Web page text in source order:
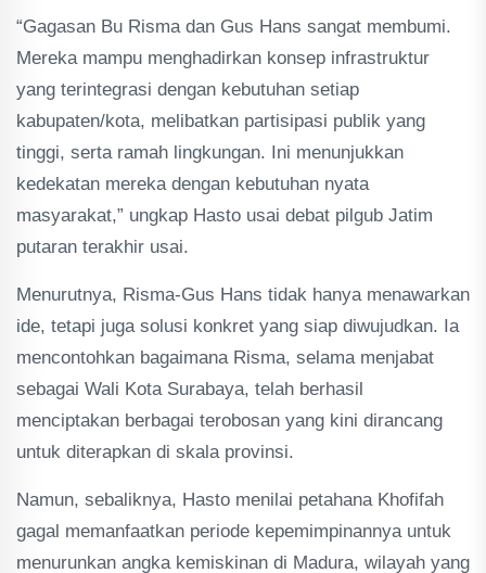
“Gagasan Bu Risma dan Gus Hans sangat membumi.
Mereka mampu menghadirkan konsep infrastruktur
yang terintegrasi dengan kebutuhan setiap
kabupaten/kota, melibatkan partisipasi publik yang
tinggi, serta ramah lingkungan. Ini menunjukkan
kedekatan mereka dengan kebutuhan nyata
masyarakat,” ungkap Hasto usai debat pilgub Jatim
putaran terakhir usai.
Menurutnya, Risma-Gus Hans tidak hanya menawarkan
ide, tetapi juga solusi konkret yang siap diwujudkan. Ia
mencontohkan bagaimana Risma, selama menjabat
sebagai Wali Kota Surabaya, telah berhasil
menciptakan berbagai terobosan yang kini dirancang
untuk diterapkan di skala provinsi.
Namun, sebaliknya, Hasto menilai petahana Khofifah
gagal memanfaatkan periode kepemimpinannya untuk
menurunkan angka kemiskinan di Madura, wilayah yang